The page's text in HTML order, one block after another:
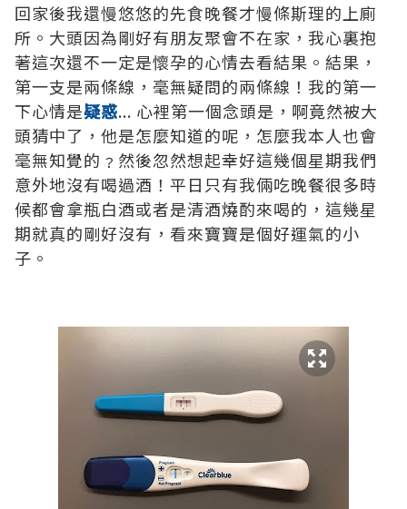
回家後我還慢悠悠的先食晚餐才慢條斯理的 上廁
所。大頭因為剛好有朋友聚會不在家，我心裏抱
著這次還不一定是懷孕的心情去看結果。結果，
第一支是兩條線，毫無疑問的兩條線！我的第一
下心情是疑惑... 心裡第一個念頭是，啊竟然被大
頭猜中了，他是怎麼知道的呢，怎麼我本人也會
毫無知覺的﹖然後忽然想起幸好這幾個星期我們
意外地沒有喝過酒！平日只有我倆吃晚餐很多時
候都會拿瓶白酒或者是清酒燒酌來喝的，這幾星
期就真的剛好沒有，看來寶寶是個好運氣的小
子。